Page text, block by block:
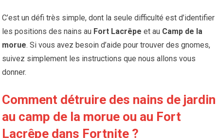
C’est un défi très simple, dont la seule difficulté est d’identifier
les positions des nains au Fort Lacrêpe et au Camp de la
morue. Si vous avez besoin d’aide pour trouver des gnomes,
suivez simplement les instructions que nous allons vous
donner.
Comment détruire des nains de jardin
au camp de la morue ou au Fort
Lacrêpe dans Fortnite ?